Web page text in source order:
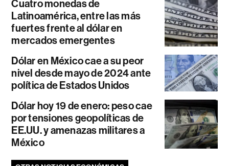
Cuatro monedas de
Latinoamérica, entre las más
fuertes frente al dólar en
mercados emergentes
Dólar en México cae a su peor
nivel desde mayo de 2024 ante
política de Estados Unidos
Dólar hoy 19 de enero: peso cae
por tensiones geopolíticas de
EE.UU. y amenazas militares a
México